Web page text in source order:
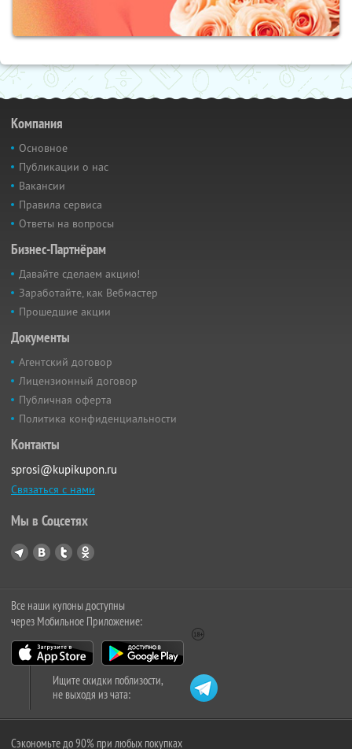
Компания
Основное
Публикации о нас
Вакансии
Правила сервиса
Ответы на вопросы
Бизнес-Партнёрам
Давайте сделаем акцию!
Заработайте, как Вебмастер
Прошедшие акции
Документы
Агентский договор
Лицензионный договор
Публичная оферта
Политика конфиденциальности
Контакты
sprosi@kupikupon.ru
Связаться с нами
Мы в Соцсетях
Все наши купоны доступны
через Мобильное Приложение:
Ищите скидки поблизости,
не выходя из чата:
Сэкономьте до 90% при любых покупках